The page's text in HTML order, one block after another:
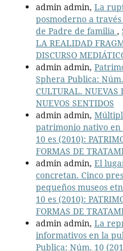
admin admin, La
posmoderno a
de Padre de familia ,
LA REALIDAD
DISCURSO
admin admin,
Sphera Publica:
CULTURAL. NUEVAS
NUEVOS SENTIDOS
admin admin,
patrimonio nativo en
10 es (2010):
FORMAS DE
admin admin, El
concretan. Cinco
pequeños museos
10 es (2010):
FORMAS DE
admin admin, La
informativos en la
Publica: Núm. 10